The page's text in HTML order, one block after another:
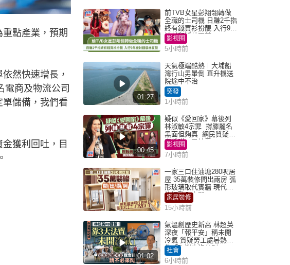
點產業，預期
然快速增長，
電商及物流公司
儲備，我們看
獲利回吐，目
前TVB女星彭翔翎轉做
全職的士司機 日賺2千指
終有錢買衫扮靚 入行9年
被封翻版林夏薇
影視圈
5小時前
01:27
天氣極端酷熱︱大埔船
灣行山男暈倒 直升機送
院途中不治
突發
1小時前
00:45
疑似《愛回家》幕後列
林淑敏4宗罪 撐滕麗名
黑面但夠真 網民質疑：
真係咁一早被雪
影視圈
7小時前
一家三口住油塘280呎居
屋 35萬裝修間出兩房 弧
形玻璃取代實牆 現代神
枱櫃融入玄關
家居裝修
15小時前
01:02
氣溫創歷史新高 林超英
深夜「報平安」稱未開
冷氣 質疑勞工處暑熱警
告「取消也沒分別」
社會
6小時前